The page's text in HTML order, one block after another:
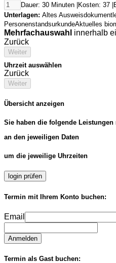
Dauer: 30 Minuten |Kosten: 37 |
Unterlagen: Altes Ausweisdokument
PersonenstandsurkundeAktuelles
Mehrfachauswahl innerhalb
Zurück
Weiter
Uhrzeit auswählen
Zurück
Weiter
Übersicht anzeigen
Sie haben die folgende Leistungen
an den jeweiligen Daten
um die jeweilige Uhrzeiten
login prüfen
Termin mit Ihrem Konto buchen:
Email
Anmelden
Termin als Gast buchen: